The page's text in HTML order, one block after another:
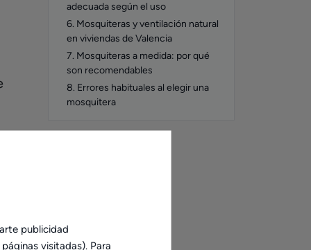
adecuada según el uso
6. Mosquiteras y ventilación natural
en viviendas de Valencia
7. Mosquiteras a medida: por qué
son recomendables
8. Errores habituales al elegir una
mosquitera
publicidad
visitadas). Para